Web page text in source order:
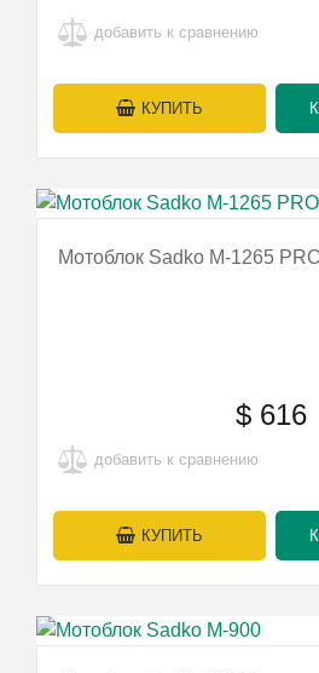
добавить к сравнению
КУПИТЬ
Мотоблок Sadko M-1265
$616
добавить к сравнению
КУПИТЬ